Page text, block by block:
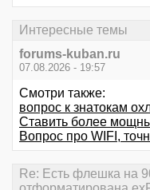
Интересные темы
forums-kuban.ru
07.08.2026 - 19:57
Смотри также:
вопрос к знатокам
Ставить более
Вопрос про WIFI,
Re: Есть флешка на